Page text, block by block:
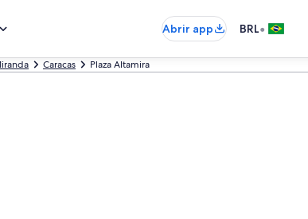
Abrir app BRL•
Caracas Plaza Altamira